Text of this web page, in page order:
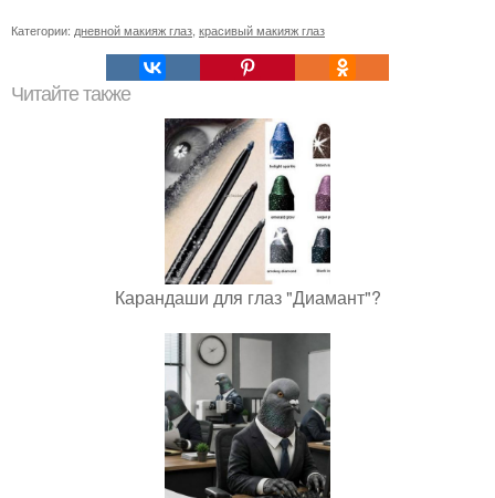
Категории: дневной макияж глаз красивый макияж глаз
Читайте также
Карандаши для глаз "Диамант"?